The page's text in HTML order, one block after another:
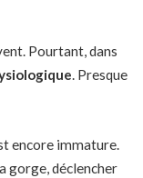
Pourtant, dans
. Presque
encore immature.
gorge, déclencher